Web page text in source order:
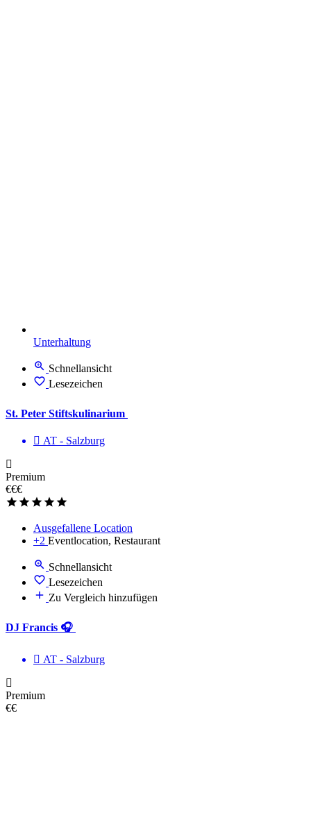
Unterhaltung
Schnellansicht
Lesezeichen
St. Peter Stiftskulinarium
AT - Salzburg
Premium
€€€
Ausgefallene Location
+2 Eventlocation, Restaurant
Schnellansicht
Lesezeichen
Zu Vergleich hinzufügen
DJ Francis 🎧
AT - Salzburg
Premium
€€